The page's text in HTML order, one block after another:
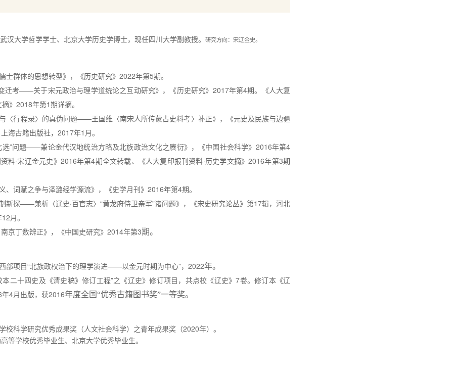
汉大学哲学学士、北京大学历史学博士，现任四川大学副教授。 研究方向：宋辽金史。
士群体的思想转型》，《历史研究》 2022年第5期。
迁考——关于宋元政治与理学道统论之互动研究》，《历史研究》 2017年第4期。
《人大复
》 2018年第1期详摘。
〈行程录〉 的真伪问题——王国维 〈南宋人所传蒙古史料考〉 补正》，《元史及民族与边疆
海古籍出版社， 2017年1 月。
选”问题——兼论金代汉地统治方略及北族政治文化之赓衍》，《中国社会科学》 2016年第4
料·宋辽金元史》 2016年第4期全文转载、《人大复印报刊资料·历史学文摘》2016年第3期
、词赋之争与泽潞经学源流》，《史学月刊》 2016年第4期。
新探——兼析〈辽史·百官志〉“黄龙府侍卫亲军”诸问题》，《宋史研究论丛》 第17辑，河北
12月。
京丁数辨正》，《中国史研究》 2014年第3期。
部项目“北族政权治下的理学演进——以金元时期为中心”， 2022年。
本二十四史及《清史稿》修订工程”之《辽史》修订项目，共点校《辽史》7卷。修订本《辽
年4月出版，获2016年度全国“优秀古籍图书奖”一等奖。
校科学研究优秀成果奖（人文社会科学）之青年成果奖（2020年）。
等学校优秀毕业生、北京大学优秀毕业生。